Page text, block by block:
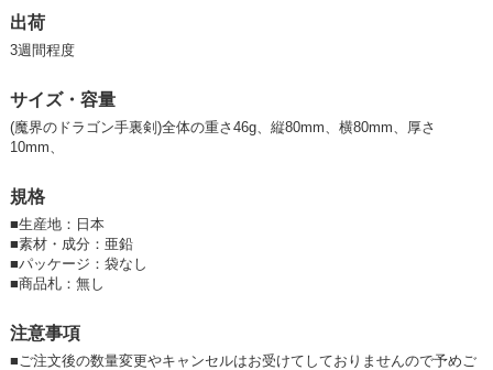
■透かし手裏剣に肉彫り龍が円に巻きつく。
■日本製。外国人観光客の日本土産に最適です。浅草仲見世でも売れてま
す！
■【免税店向き】
dGaMAtoI1hM
出荷
3週間程度
サイズ・容量
(魔界のドラゴン手裏剣)全体の重さ46g、縦80mm、横80mm、厚さ
10mm、
規格
■生産地：日本
■素材・成分：亜鉛
■パッケージ：袋なし
■商品札：無し
注意事項
■ご注文後の数量変更やキャンセルはお受けてしておりませんので予めご